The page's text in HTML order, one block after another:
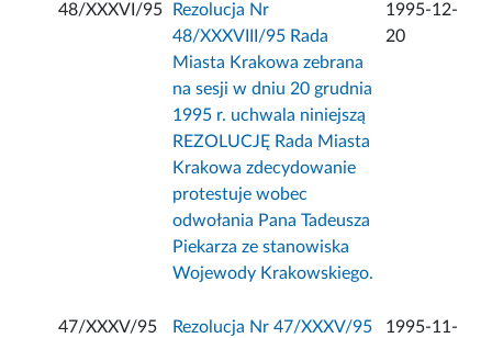
48/XXXVI/95
Rezolucja Nr
48/XXXVIII/95 Rada
Miasta Krakowa zebrana
na sesji w dniu 20 grudnia
1995 r. uchwala niniejszą
REZOLUCJĘ Rada Miasta
Krakowa zdecydowanie
protestuje wobec
odwołania Pana Tadeusza
Piekarza ze stanowiska
Wojewody Krakowskiego.
1995-12-
20
47/XXXV/95
Rezolucja Nr 47/XXXV/95
1995-11-